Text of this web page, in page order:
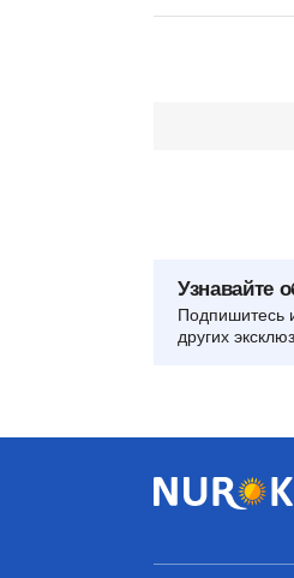
Узнавайте
Подпишитесь
других